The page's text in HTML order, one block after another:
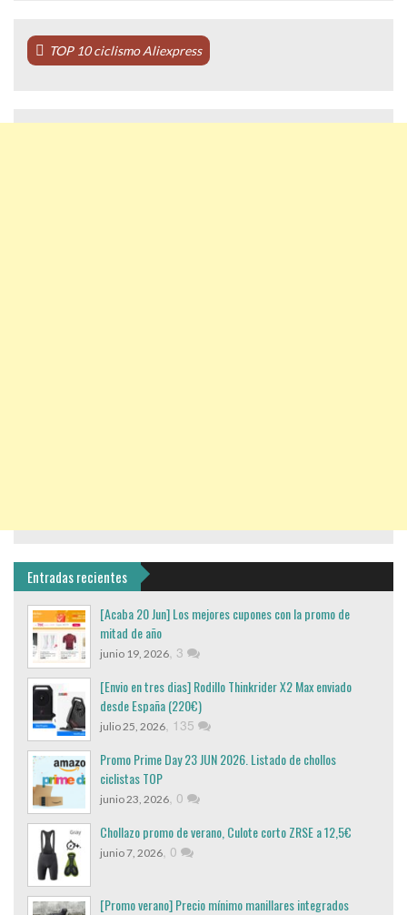
TOP 10 ciclismo Aliexpress
Entradas recientes
[Acaba 20 Jun] Los mejores cupones con la promo de
mitad de año
junio 19, 2026, 3
[Envio en tres dias] Rodillo Thinkrider X2 Max enviado
desde España (220€)
julio 25, 2026, 135
Promo Prime Day 23 JUN 2026. Listado de chollos
ciclistas TOP
junio 23, 2026, 0
Chollazo promo de verano, Culote corto ZRSE a 12,5€
junio 7, 2026, 0
[Promo verano] Precio mínimo manillares integrados